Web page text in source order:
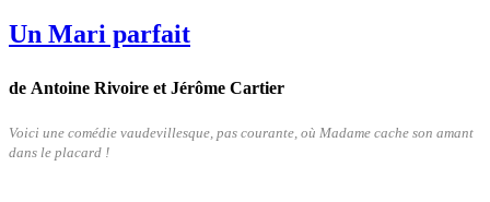
Un Mari parfait
de Antoine Rivoire et Jérôme Cartier
Voici une comédie vaudevillesque, pas courante, où Madame cache son amant
dans le placard !